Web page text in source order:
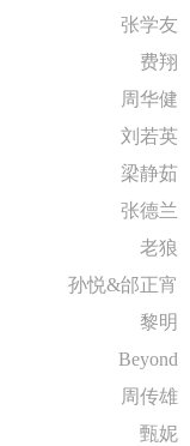
张学友
费翔
周华健
刘若英
梁静茹
张德兰
老狼
孙悦&邰正宵
黎明
Beyond
周传雄
甄妮